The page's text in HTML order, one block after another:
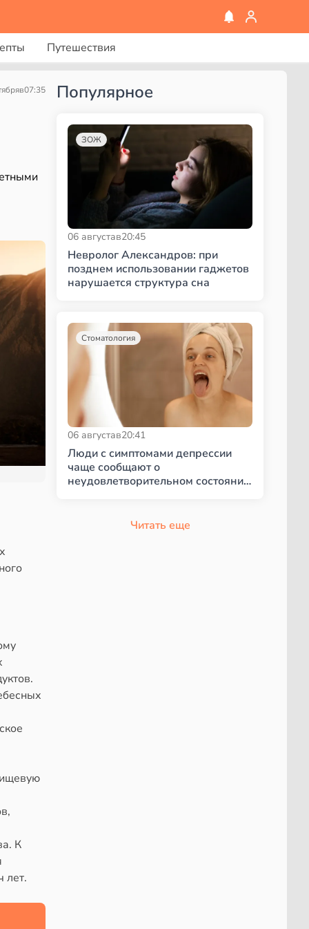
Путешествия
в07:35
К
лет.
Популярное
ЗОЖ
06 августав20:45
Невролог Александров: при
позднем использовании гаджетов
нарушается структура сна
Стоматология
06 августав20:41
Люди с симптомами депрессии
чаще сообщают о
неудовлетворительном состоянии
Читать еще